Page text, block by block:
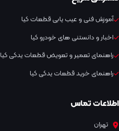
آموزش فنی و عیب یابی قطعات کیا
اخبار و دانستنی های خودرو کیا
راهنمای تعمیر و تعویض قطعات یدکی کیا
راهنمای خرید قطعات یدکی کیا
اطلاعات تماس
تهران